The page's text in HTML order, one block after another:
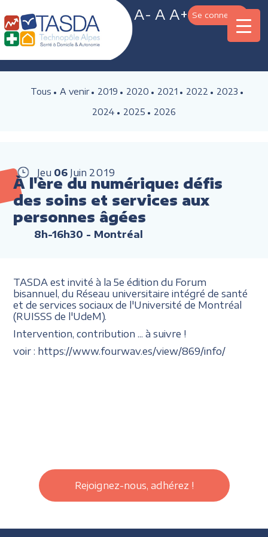
A- A A+ Se connecter
Tous A venir 2019 2020 2021 2022
2023
2024
2025 2026
Jeu 06 Juin 2019
À l'ère du numérique: défis
des soins et services aux
personnes âgées
8h-16h30 - Montréal
TASDA est invité à la 5e édition du Forum
bisannuel, du Réseau universitaire intégré de santé
et de services sociaux de l'Université de Montréal
(RUISSS de l'UdeM).
Intervention, contribution ... à suivre !
voir : https://www.fourwav.es/view/869/info/
Rejoignez-nous, adhérez !